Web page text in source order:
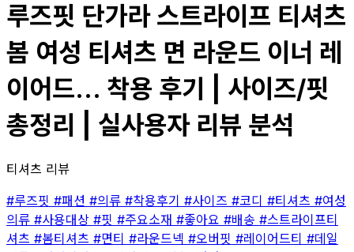
루즈핏 단가라 스트라이프 티셔츠
봄 여성 티셔츠 면 라운드 이너 레
이어드... 착용 후기 | 사이즈/핏
총정리 | 실사용자 리뷰 분석
티셔츠 리뷰
#루즈핏 #패션 #의류 #착용후기 #사이즈 #코디 #티셔츠 #여성
의류 #사용대상 #핏 #주요소재 #좋아요 #배송 #스트라이프티
셔츠 #봄티셔츠 #면티 #라운드넥 #오버핏 #레이어드티 #데일